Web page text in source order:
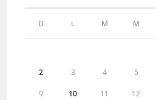
D L M M
2 3 4 5
9 10 11 12